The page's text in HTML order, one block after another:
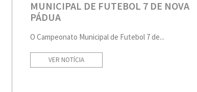
MUNICIPAL DE FUTEBOL 7 DE NOVA
PÁDUA
O Campeonato Municipal de Futebol 7 de...
VER NOTÍCIA